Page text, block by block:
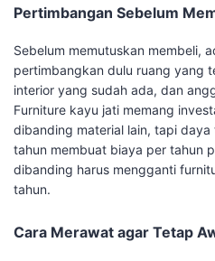
Pertimbangan Sebelum
Sebelum memutuskan membeli,
pertimbangkan dulu ruang yang
interior yang sudah ada, dan
Furniture kayu jati memang
dibanding material lain, tapi
tahun membuat biaya per tahun
dibanding harus mengganti
tahun.
Cara Merawat agar Tetap